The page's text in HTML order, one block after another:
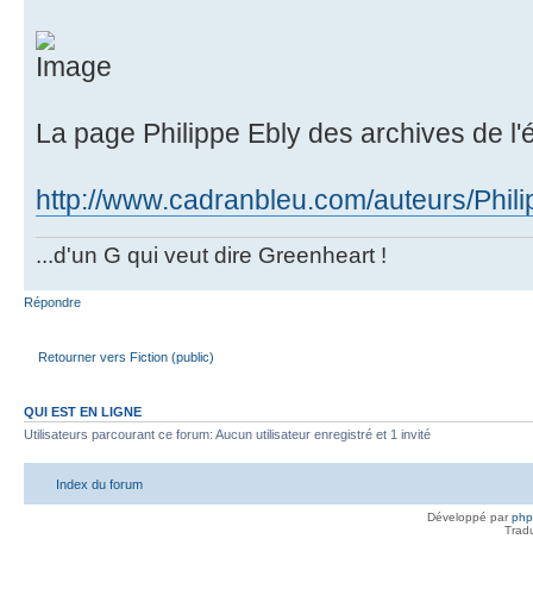
La page Philippe Ebly des archives de
http://www.cadranbleu.com/auteurs/
...d'un G qui veut dire Greenheart !
Répondre
Retourner vers Fiction (public)
QUI EST EN LIGNE
Utilisateurs parcourant ce forum: Aucun utilisateur enregistré et 1 invité
Index du forum
Développé par